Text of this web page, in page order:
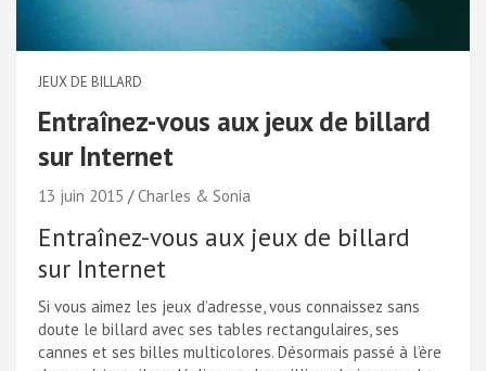
JEUX DE BILLARD
Entraînez-vous aux jeux de billard
sur Internet
13 juin 2015 Charles & Sonia
Entraînez-vous aux jeux de billard
sur Internet
Si vous aimez les jeux d’adresse, vous connaissez sans
doute le billard avec ses tables rectangulaires, ses
cannes et ses billes multicolores. Désormais passé à l’ère